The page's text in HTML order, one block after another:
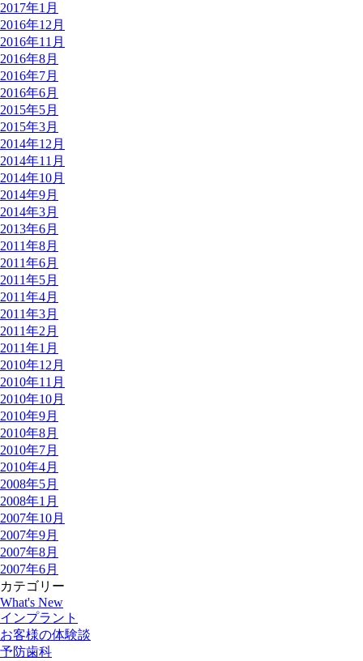
2017年1月
2016年12月
2016年11月
2016年8月
2016年7月
2016年6月
2015年5月
2015年3月
2014年12月
2014年11月
2014年10月
2014年9月
2014年3月
2013年6月
2011年8月
2011年6月
2011年5月
2011年4月
2011年3月
2011年2月
2011年1月
2010年12月
2010年11月
2010年10月
2010年9月
2010年8月
2010年7月
2010年4月
2008年5月
2008年1月
2007年10月
2007年9月
2007年8月
2007年6月
カテゴリー
What's New
インプラント
お客様の体験談
予防歯科